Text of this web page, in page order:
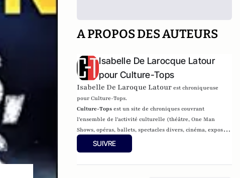
A PROPOS DES AUTEURS
Isabelle De Larocque Latour
pour Culture-Tops
Isabelle De Laroque Latourest chroniqueuse
pour Culture-Tops.
Culture-Tops est un site de chroniques couvrant
l'ensemble de l'activité culturelle (théâtre, One Man
Shows, opéras, ballets, spectacles divers, cinéma, expos,
livres, etc.). Culture-Tops a été créé en novembre 2013 par
Jacques Paugam , journaliste et écrivain, et son fils,
SUIVRE